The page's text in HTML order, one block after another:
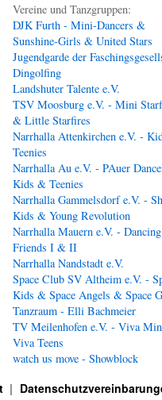
Vereine und Tanzgruppen:
DJK Furth - Mini-Dancers &
Sunshine-Girls & United Stars
Jugendgarde der
Dingolfing
Landshuter Talente e.V.
TSV Moosburg e.V. - Mini
& Little Starfires
Narrhalla Attenkirchen e.V. -
Teenies
Narrhalla Au e.V. - PAuer
Kids & Teenies
Narrhalla Gammelsdorf e.V. -
Kids & Young Revolution
Narrhalla Mauern e.V. - Dancing
Friends I & II
Narrhalla Nandstadt e.V.
Space Club SV Altheim e.V. -
Kids & Space Angels & Space
Tanzraum - Elli Bachmeier
TV Meilenhofen e.V. - Viva
Viva Teens
watch us move - Showblock